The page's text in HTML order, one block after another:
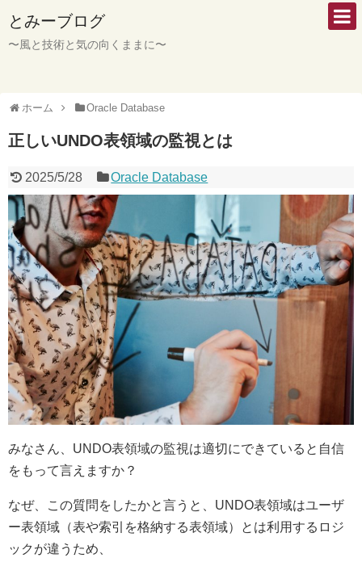
とみーブログ
〜風と技術と気の向くままに〜
ホーム Oracle Database
正しいUNDO表領域の監視とは
2025/5/28 Oracle Database
みなさん、UNDO表領域の監視は適切にできていると自信
をもって言えますか？
なぜ、この質問をしたかと言うと、UNDO表領域はユーザ
ー表領域（表や索引を格納する表領域）とは利用するロジ
ックが違うため、